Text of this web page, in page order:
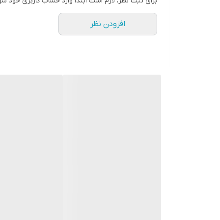
افزودن نظر